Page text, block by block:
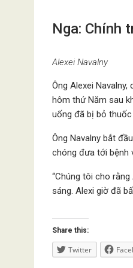
Nga: Chính
Alexei Navalny
Ông Alexei
hôm thứ Năm sau
uống đã bị bỏ
Ông Navalny bắt
chóng đưa tới bệnh
“Chúng tôi cho
sáng. Alexi giờ đã
Share this:
Twitter